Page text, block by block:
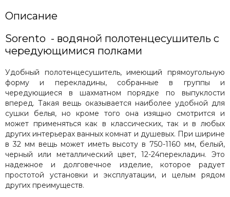
Margaroli
Stinox
Terminus
Vogue
Warmer
Zehnder
Zigzag
Prioform
Ростела
Сунержа
Secado
Solent
ArtofSpace
Keerol
Описание
Sorento - водяной полотенцесушитель с
чередующимися полками
Удобный полотенцесушитель, имеющий прямоугольную
форму и перекладины, собранные в группы и
чередующиеся в шахматном порядке по выпуклости
вперед. Такая вещь оказывается наиболее удобной для
сушки белья, но кроме того она изящно смотрится и
может применяться как в классических, так и в любых
других интерьерах ванных комнат и душевых. При ширине
в 32 мм вещь может иметь высоту в 750-1160 мм, белый,
черный или металлический цвет, 12-24перекладин. Это
надежное и долговечное изделие, которое радует
простотой установки и эксплуатации, и целым рядом
других преимуществ.